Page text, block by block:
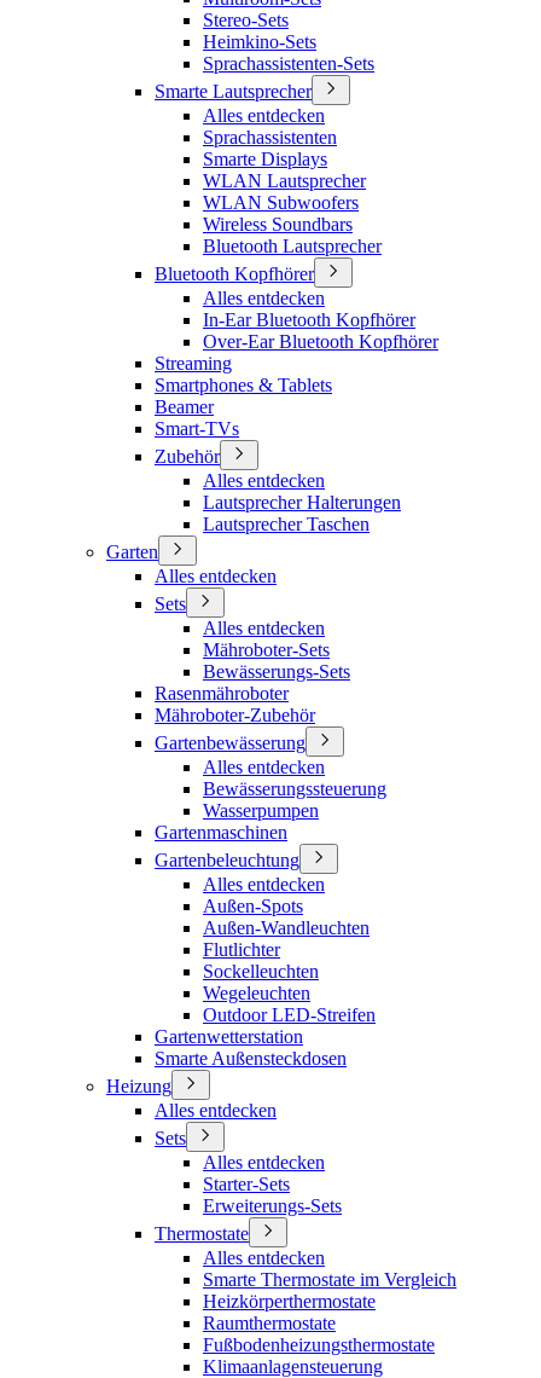
Stereo-Sets
Heimkino-Sets
Sprachassistenten-Sets
Smarte Lautsprecher
Alles entdecken
Sprachassistenten
Smarte Displays
WLAN Lautsprecher
WLAN Subwoofers
Wireless Soundbars
Bluetooth Lautsprecher
Bluetooth Kopfhörer
Alles entdecken
In-Ear Bluetooth Kopfhörer
Over-Ear Bluetooth Kopfhörer
Streaming
Smartphones & Tablets
Beamer
Smart-TVs
Zubehör
Alles entdecken
Lautsprecher Halterungen
Lautsprecher Taschen
Garten
Alles entdecken
Sets
Alles entdecken
Mähroboter-Sets
Bewässerungs-Sets
Rasenmähroboter
Mähroboter-Zubehör
Gartenbewässerung
Alles entdecken
Bewässerungssteuerung
Wasserpumpen
Gartenmaschinen
Gartenbeleuchtung
Alles entdecken
Außen-Spots
Außen-Wandleuchten
Flutlichter
Sockelleuchten
Wegeleuchten
Outdoor LED-Streifen
Gartenwetterstation
Smarte Außensteckdosen
Heizung
Alles entdecken
Sets
Alles entdecken
Starter-Sets
Erweiterungs-Sets
Thermostate
Alles entdecken
Smarte Thermostate im Vergleich
Heizkörperthermostate
Raumthermostate
Fußbodenheizungsthermostate
Klimaanlagensteuerung